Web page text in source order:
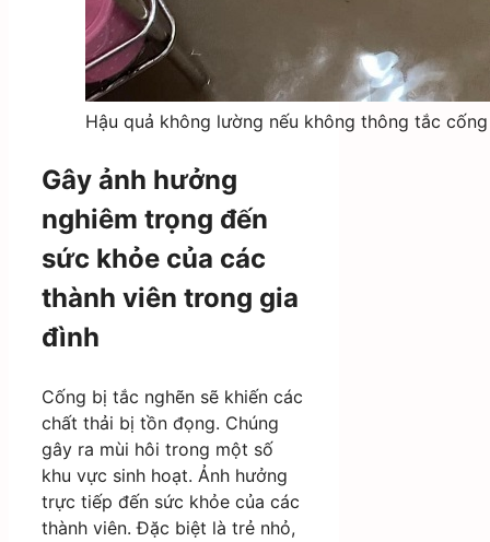
Hậu quả không lường nếu không thông tắc
Gây ảnh hưởng
nghiêm trọng đến
sức khỏe của các
thành viên trong gia
đình
Cống bị tắc nghẽn sẽ khiến các
chất thải bị tồn đọng. Chúng
gây ra mùi hôi trong một số
khu vực sinh hoạt. Ảnh hưởng
trực tiếp đến sức khỏe của các
thành viên. Đặc biệt là trẻ nhỏ,